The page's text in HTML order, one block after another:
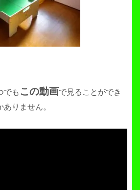
でも この動画で見ることができ
りません。